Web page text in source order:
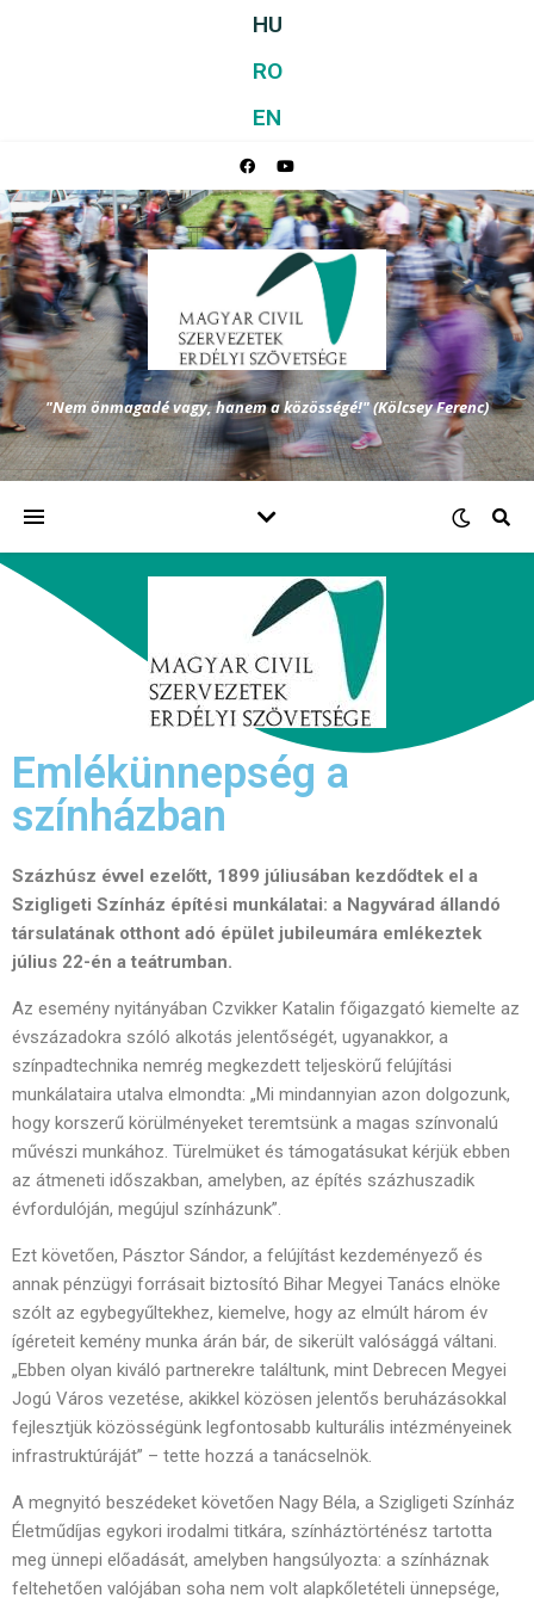
HU
RO
EN
"Nem önmagadé vagy, hanem a közösségé!" (Kölcsey Ferenc)
Emlékünnepség a
színházban
Százhúsz évvel ezelőtt, 1899 júliusában kezdődtek el a
Szigligeti Színház építési munkálatai: a Nagyvárad állandó
társulatának otthont adó épület jubileumára emlékeztek
július 22-én a teátrumban.
Az esemény nyitányában Czvikker Katalin főigazgató kiemelte az
évszázadokra szóló alkotás jelentőségét, ugyanakkor, a
színpadtechnika nemrég megkezdett teljeskörű felújítási
munkálataira utalva elmondta: „Mi mindannyian azon dolgozunk,
hogy korszerű körülményeket teremtsünk a magas színvonalú
művészi munkához. Türelmüket és támogatásukat kérjük ebben
az átmeneti időszakban, amelyben, az építés százhuszadik
évfordulóján, megújul színházunk”.
Ezt követően, Pásztor Sándor, a felújítást kezdeményező és
annak pénzügyi forrásait biztosító Bihar Megyei Tanács elnöke
szólt az egybegyűltekhez, kiemelve, hogy az elmúlt három év
ígéreteit kemény munka árán bár, de sikerült valósággá váltani.
„Ebben olyan kiváló partnerekre találtunk, mint Debrecen Megyei
Jogú Város vezetése, akikkel közösen jelentős beruházásokkal
fejlesztjük közösségünk legfontosabb kulturális intézményeinek
infrastruktúráját” – tette hozzá a tanácselnök.
A megnyitó beszédeket követően Nagy Béla, a Szigligeti Színház
Életműdíjas egykori irodalmi titkára, színháztörténész tartotta
meg ünnepi előadását, amelyben hangsúlyozta: a színháznak
feltehetően valójában soha nem volt alapkőletételi ünnepsége,